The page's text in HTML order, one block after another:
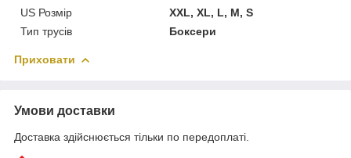
US Розмір
XXL, XL, L, M, S
Тип трусів
Боксери
Приховати
Умови доставки
Доставка здійснюється тільки по передоплаті.